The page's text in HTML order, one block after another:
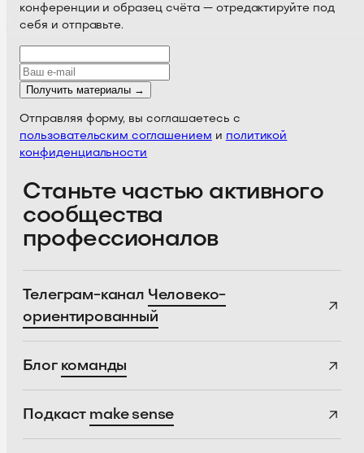
конференции и образец счёта — отредактируйте под
себя и отправьте.
Получить материалы →
Отправляя форму, вы соглашаетесь с
пользовательским соглашением и политикой
конфиденциальности
Станьте частью активного
сообщества
профессионалов
Телеграм-канал Человеко-
ориентированный
Блог команды
Подкаст make sense